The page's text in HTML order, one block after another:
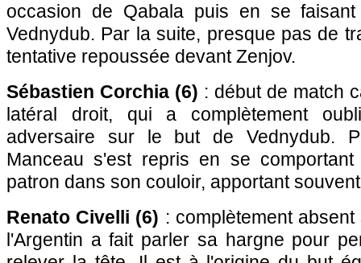
occasion de Qabala puis en se
Vednydub. Par la suite, presque pas de
tentative repoussée devant Zenjov.
Sébastien Corchia (6) : début de match
latéral droit, qui a complètement
adversaire sur le but de Vednydub.
Manceau s'est repris en se
patron dans son couloir, apportant
Renato Civelli (6) : complètement
l'Argentin a fait parler sa hargne pour